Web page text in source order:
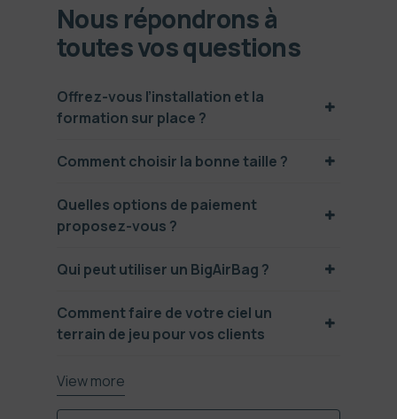
Nous répondrons à
toutes vos questions
Offrez-vous l’installation et la
formation sur place ?
Comment choisir la bonne taille ?
Quelles options de paiement
proposez-vous ?
Qui peut utiliser un BigAirBag ?
Comment faire de votre ciel un
terrain de jeu pour vos clients
View more